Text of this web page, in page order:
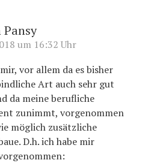
Pansy
um 16:32 Uhr
vor allem da es bisher
Art auch sehr gut
da meine berufliche
zunimmt, vorgenommen
möglich zusätzliche
D.h. ich habe mir